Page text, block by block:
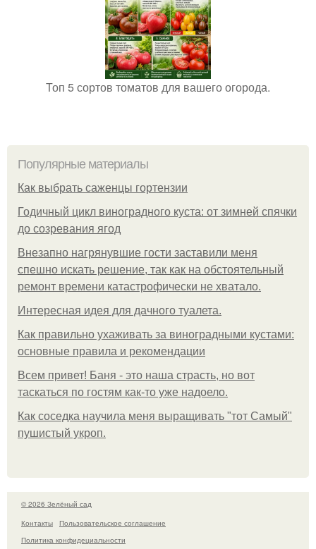
Топ 5 сортов томатов для вашего огорода.
Популярные материалы
Как выбрать саженцы гортензии
Годичный цикл виноградного куста: от зимней спячки
до созревания ягод
Внезапно нагрянувшие гости заставили меня
спешно искать решение, так как на обстоятельный
ремонт времени катастрофически не хватало.
Интересная идея для дачного туалета.
Как правильно ухаживать за виноградными кустами:
основные правила и рекомендации
Всем привет! Баня - это наша страсть, но вот
таскаться по гостям как-то уже надоело.
Как соседка научила меня выращивать "тот Самый"
пушистый укроп.
© 2026 Зелёный сад
Контакты
Пользовательское соглашение
Политика конфидециальности